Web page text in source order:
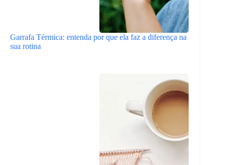
Garrafa Térmica: entenda por que ela faz a diferença na
sua rotina